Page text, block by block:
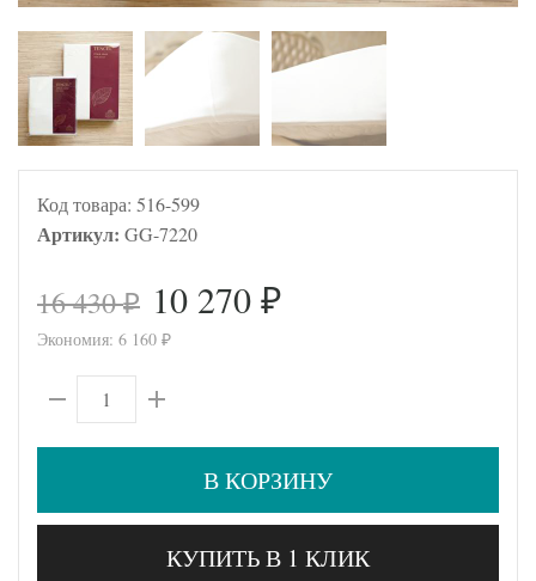
Код товара: 516-599
Артикул: GG-7220
16 430₽ 10 270 ₽
Экономия: 6 160 ₽
В КОРЗИНУ
КУПИТЬ В 1 КЛИК